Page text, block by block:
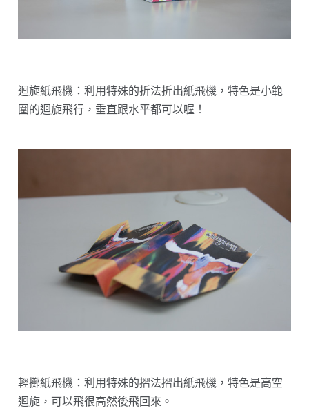
迴旋紙飛機：利用特殊的折法折出紙飛機，特色是小範
圍的迴旋飛行，垂直跟水平都可以喔！
輕擲紙飛機：利用特殊的摺法摺出紙飛機，特色是高空
迴旋，可以飛很高然後飛回來。